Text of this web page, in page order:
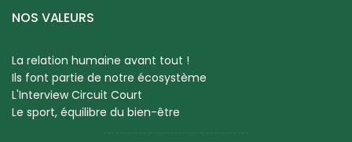
NOS VALEURS
La relation humaine avant tout !
Ils font partie de notre écosystème
L'Interview Circuit Court
Le sport, équilibre du bien-être